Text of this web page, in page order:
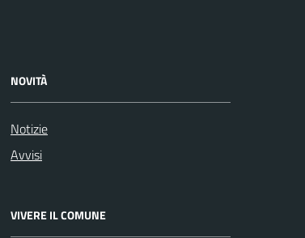
NOVITÀ
Notizie
Avvisi
VIVERE IL COMUNE